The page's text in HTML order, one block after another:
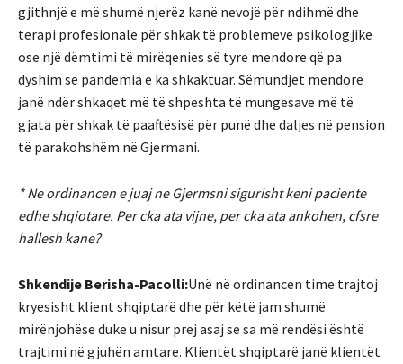
gjithnjë e më shumë njerëz kanë nevojë për ndihmë dhe
terapi profesionale për shkak të problemeve psikologjike
ose një dëmtimi të mirëqenies së tyre mendore që pa
dyshim se pandemia e ka shkaktuar. Sëmundjet mendore
janë ndër shkaqet më të shpeshta të mungesave më të
gjata për shkak të paaftësisë për punë dhe daljes në pension
të parakohshëm në Gjermani.
* Ne ordinancen e juaj ne Gjermsni sigurisht keni paciente
edhe shqiotare. Per cka ata vijne, per cka ata ankohen, cfsre
hallesh kane?
Shkendije Berisha-Pacolli:Unë në ordinancen time trajtoj
kryesisht klient shqiptarë dhe për këtë jam shumë
mirënjohëse duke u nisur prej asaj se sa më rendësi është
trajtimi në gjuhën amtare. Klientët shqiptarë janë klientët